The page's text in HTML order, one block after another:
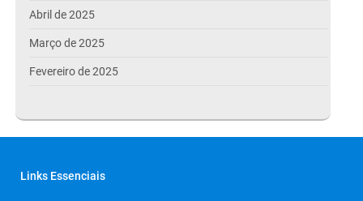
Abril de 2025
Março de 2025
Fevereiro de 2025
Links Essenciais